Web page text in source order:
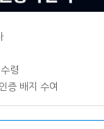
령
증 배지 수여​